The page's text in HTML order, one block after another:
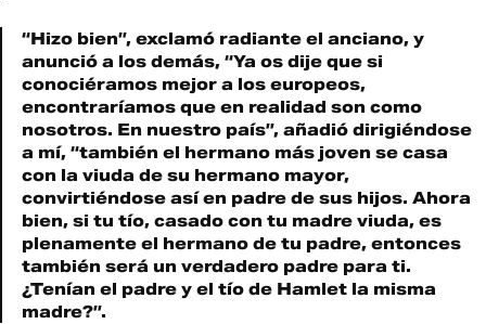
“Hizo bien”, exclamó radiante el anciano, y
anunció a los demás, “Ya os dije que si
conociéramos mejor a los europeos,
encontraríamos que en realidad son como
nosotros. En nuestro país”, añadió dirigiéndose
a mí, “también el hermano más joven se casa
con la viuda de su hermano mayor,
convirtiéndose así en padre de sus hijos. Ahora
bien, si tu tío, casado con tu madre viuda, es
plenamente el hermano de tu padre, entonces
también será un verdadero padre para ti.
¿Tenían el padre y el tío de Hamlet la misma
madre?”.